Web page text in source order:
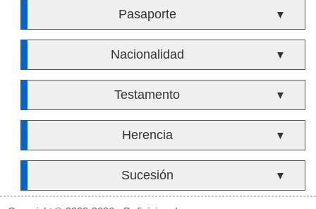
Pasaporte ▼
Nacionalidad ▼
Testamento ▼
Herencia ▼
Sucesión ▼